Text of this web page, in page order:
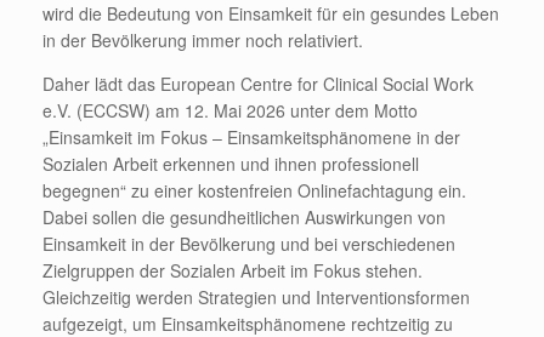
wird die Bedeutung von Einsamkeit für ein gesundes Leben
in der Bevölkerung immer noch relativiert.
Daher lädt das European Centre for Clinical Social Work
e.V. (ECCSW) am 12. Mai 2026 unter dem Motto
„Einsamkeit im Fokus – Einsamkeitsphänomene in der
Sozialen Arbeit erkennen und ihnen professionell
begegnen“ zu einer kostenfreien Onlinefachtagung ein.
Dabei sollen die gesundheitlichen Auswirkungen von
Einsamkeit in der Bevölkerung und bei verschiedenen
Zielgruppen der Sozialen Arbeit im Fokus stehen.
Gleichzeitig werden Strategien und Interventionsformen
aufgezeigt, um Einsamkeitsphänomene rechtzeitig zu